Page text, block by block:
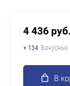
4 436 руб.
+ 134 Бонусных
В